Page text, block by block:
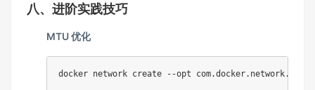
八、进阶实践技巧
MTU 优化
docker network create --opt